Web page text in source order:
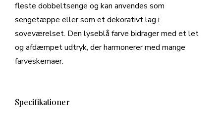
fleste dobbeltsenge og kan anvendes som
sengetæppe eller som et dekorativt lag i
soveværelset. Den lyseblå farve bidrager med et let
og afdæmpet udtryk, der harmonerer med mange
farveskemaer.
Specifikationer